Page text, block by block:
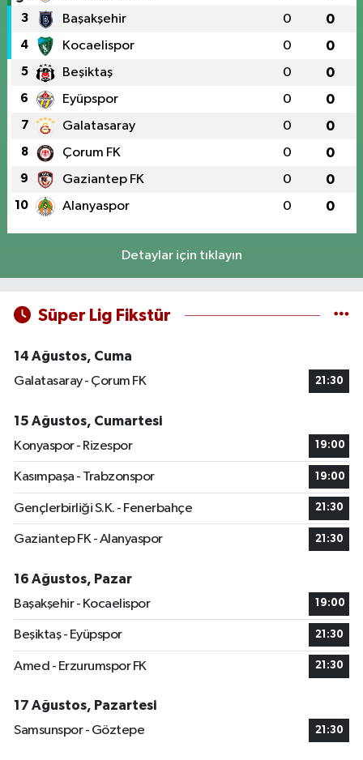
3 Başakşehir 0 0
4 Kocaelispor 0 0
5 Beşiktaş 0 0
6 Eyüpspor 0 0
7 Galatasaray 0 0
8 Çorum FK 0 0
9 Gaziantep FK 0 0
10 Alanyaspor 0 0
Detaylar için tıklayın
Süper Lig Fikstür
14 Ağustos, Cuma
Galatasaray - Çorum FK
21:30
15 Ağustos, Cumartesi
Konyaspor - Rizespor
19:00
Kasımpaşa - Trabzonspor 19:00
Gençlerbirliği S.K. - Fenerbahçe 21:30
Gaziantep FK - Alanyaspor 21:30
16 Ağustos, Pazar
Başakşehir - Kocaelispor
19:00
Beşiktaş - Eyüpspor 21:30
Amed - Erzurumspor FK 21:30
17 Ağustos, Pazartesi
Samsunspor - Göztepe
21:30